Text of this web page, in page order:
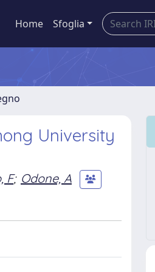
Home Sfoglia
University
F; Odone, A